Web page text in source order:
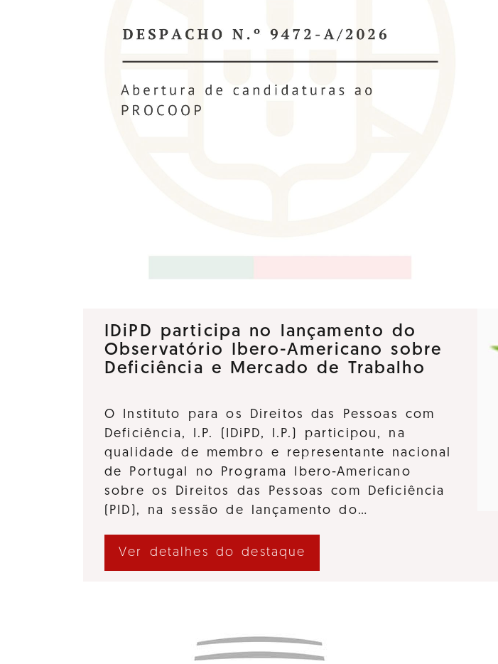
IDiPD participa no lançamento do
Observatório Ibero-Americano sobre
Deficiência e Mercado de Trabalho
O Instituto para os Direitos das Pessoas com
Deficiência, I.P. (IDiPD, I.P.) participou, na
qualidade de membro e representante nacional
de Portugal no Programa Ibero-Americano
sobre os Direitos das Pessoas com Deficiência
(PID), na sessão de lançamento do…
Ver detalhes do destaque